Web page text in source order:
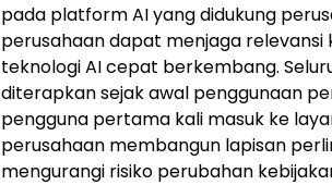
pada platform AI yang didukung
perusahaan dapat menjaga
teknologi AI cepat berkembang.
diterapkan sejak awal penggunaan
pengguna pertama kali masuk ke
perusahaan membangun lapisan
mengurangi risiko perubahan